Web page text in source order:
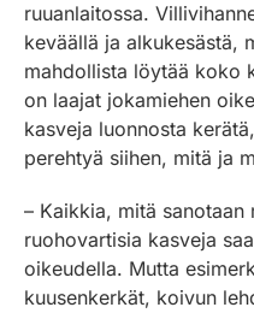
ruuanlaitossa.
keväällä ja alkukesästä,
mahdollista löytää koko
on laajat jokamiehen
kasveja luonnosta
perehtyä siihen, mitä ja
– Kaikkia, mitä
ruohovartisia kasveja
oikeudella. Mutta
kuusenkerkät, koivun